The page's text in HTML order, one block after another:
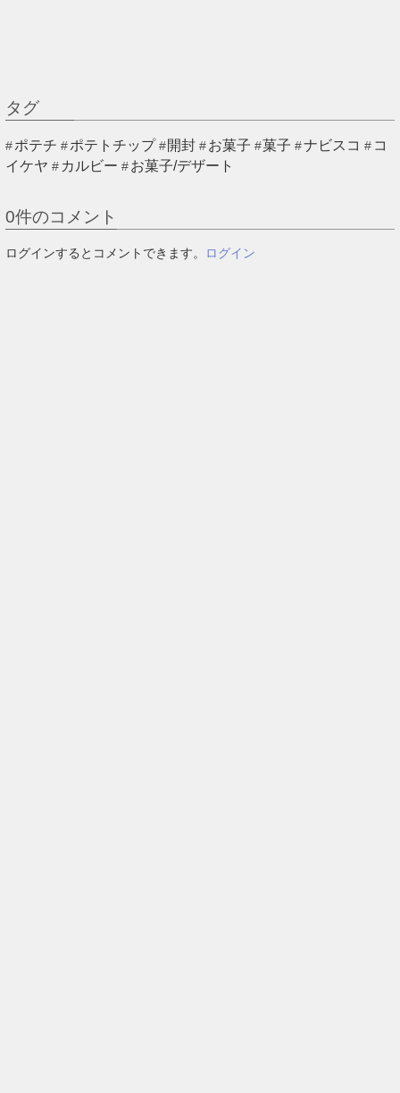
タグ
ポテチ ポテトチップ 開封 お菓子 菓子 ナビスコ
コ
イケヤ
カルビー お菓子/デザート
0件のコメント
ログインするとコメントできます。 ログイン